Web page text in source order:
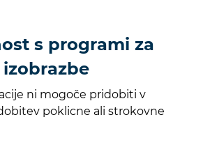
s programi za
ni mogoče pridobiti v
poklicne ali strokovne